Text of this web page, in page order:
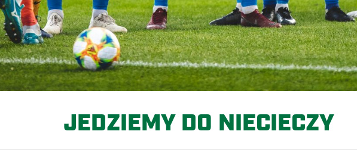
JEDZIEMY DO NIECIECZY